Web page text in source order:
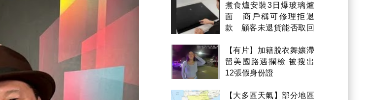
煮食爐安裝3日爆玻璃爐
面 商戶稱可修理拒退
款 顧客未退貨能否取回
【有片】加籍脫衣舞孃滯
留美國路遇攔檢 被搜出
12張假身份證
【大多區天氣】部分地區